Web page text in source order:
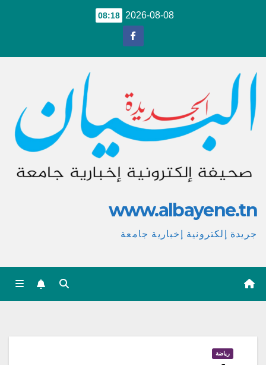
2026-08-08
08:18
www.albayene.tn
جريدة إلكترونية إخبارية جامعة
رياضة